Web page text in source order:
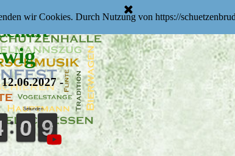
wir Cookies. Durch Nutzung von https://
Sekunden
1
0
0 8
8
7
-